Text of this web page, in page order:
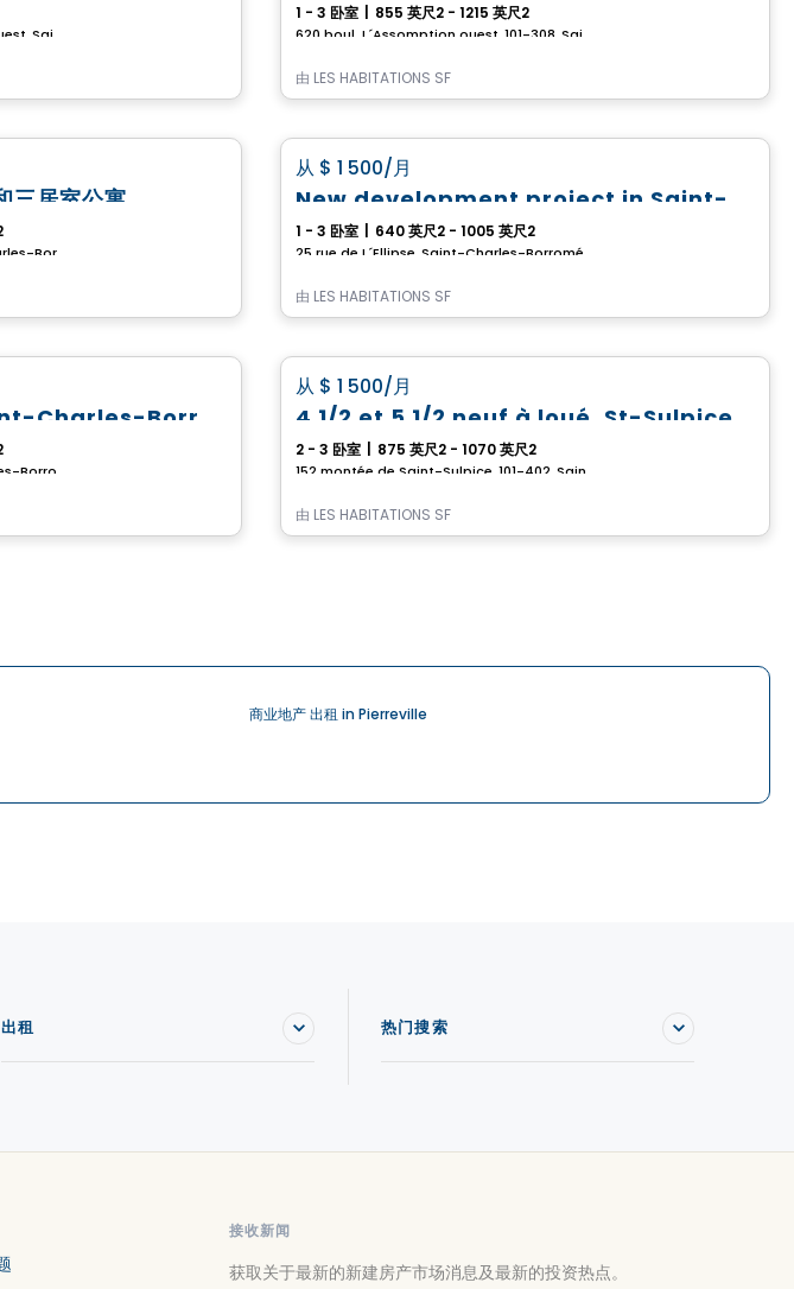
1 - 3 卧室 855 英尺2 - 1215 英尺2
由 LES HABITATIONS SF
公寓
三居室公寓
公寓
从 $ 1 500/月
1 - 3 卧室 640 英尺2 - 1005 英尺2
由 LES HABITATIONS SF
公寓 公寓
从 $ 1 500/月
4 1/2 et 5 1/2 neuf à loué, St-Sulpice
2 - 3 卧室 875 英尺2 - 1070 英尺2
由 LES HABITATIONS SF
商业地产 出租 in Pierreville
出租 热门搜索
接收新闻
获取关于最新的新建房产市场消息及最新的投资热点。